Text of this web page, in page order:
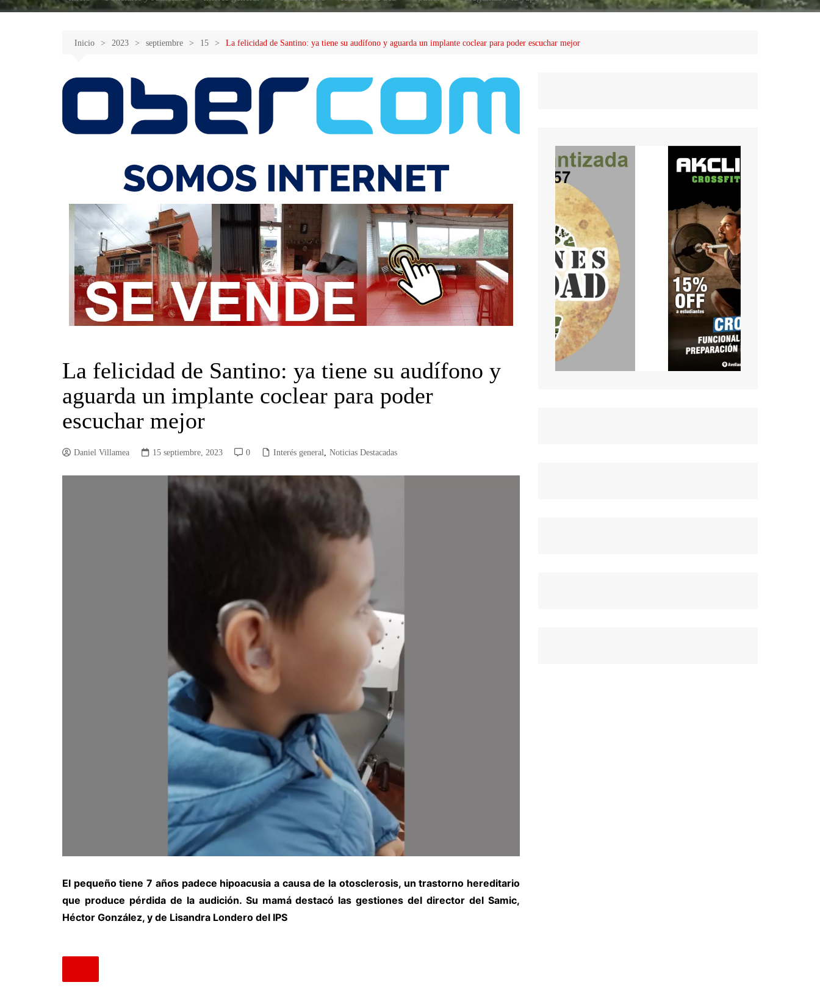
Inicio 2023 septiembre 15 La felicidad de Santino: ya tiene su audífono y aguarda un implante coclear para poder escuchar mejor
La felicidad de Santino: ya tiene su audífono y
aguarda un implante coclear para poder
escuchar mejor
Daniel Villamea 15 septiembre, 2023 0 Interés general, Noticias Destacadas
El pequeño tiene 7 años padece hipoacusia a causa de la otosclerosis, un trastorno hereditario
que produce pérdida de la audición. Su mamá destacó las gestiones del director del Samic,
Héctor González, y de Lisandra Londero del IPS